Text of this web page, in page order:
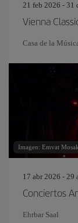
21 feb 2026 - 31
Vienna
Casa de la
Imagen: Emvat
17 abr 2026 - 29
Conciertos
Ehrbar Saal